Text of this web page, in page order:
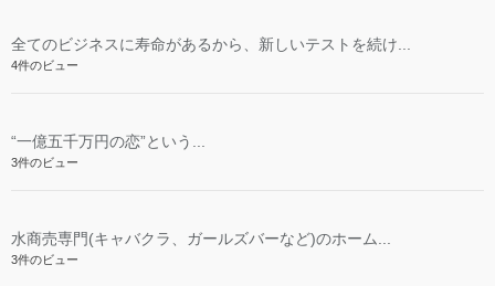
全てのビジネスに寿命があるから、新しいテストを続け...
4件のビュー
“一億五千万円の恋”という...
3件のビュー
水商売専門(キャバクラ、ガールズバーなど)のホーム...
3件のビュー